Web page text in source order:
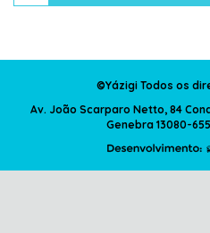
©Yázigi Todos os
Av. João Scarparo Netto, 84
Genebra 13080-